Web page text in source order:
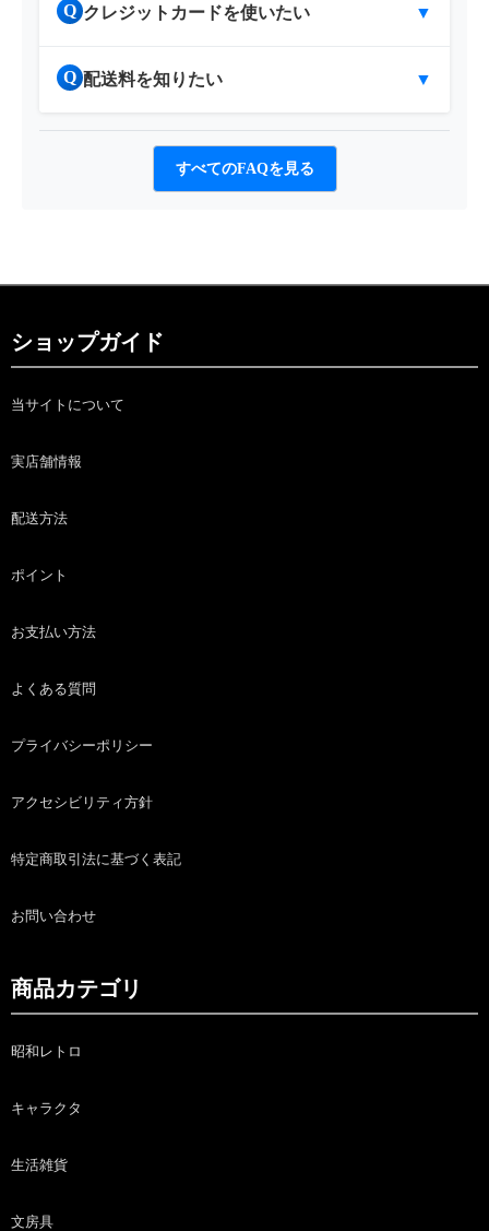
Q クレジットカードを使いたい ▼
Q 配送料を知りたい ▼
すべてのFAQを見る
ショップガイド
当サイトについて
実店舗情報
配送方法
ポイント
お支払い方法
よくある質問
プライバシーポリシー
アクセシビリティ方針
特定商取引法に基づく表記
お問い合わせ
商品カテゴリ
昭和レトロ
キャラクタ
生活雑貨
文房具